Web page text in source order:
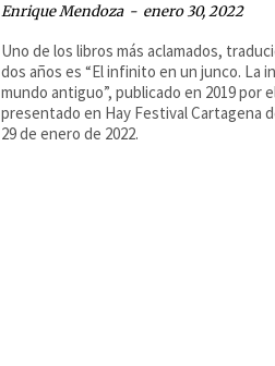
Enrique Mendoza - enero 30, 2022
Uno de los libros más aclamados,
dos años es “El infinito en un junco. La
mundo antiguo”, publicado en 2019 por
presentado en Hay Festival Cartagena
29 de enero de 2022.